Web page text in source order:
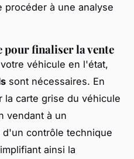
procéder à une analyse
pour finaliser la vente
véhicule en l'état,
sont nécessaires. En
carte grise du véhicule
vendant à un
contrôle technique
ainsi la